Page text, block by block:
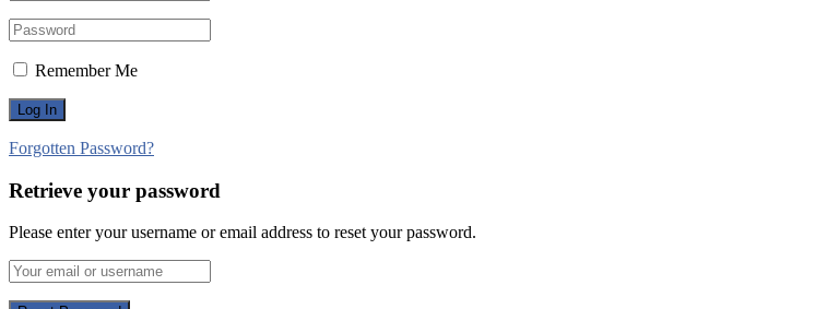
Remember Me
Forgotten Password?
Retrieve your password
Please enter your username or email address to reset your password.